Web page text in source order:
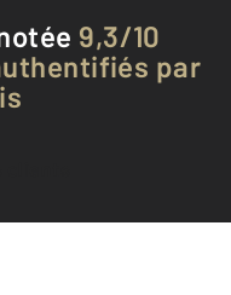
9,3/10
par
clients